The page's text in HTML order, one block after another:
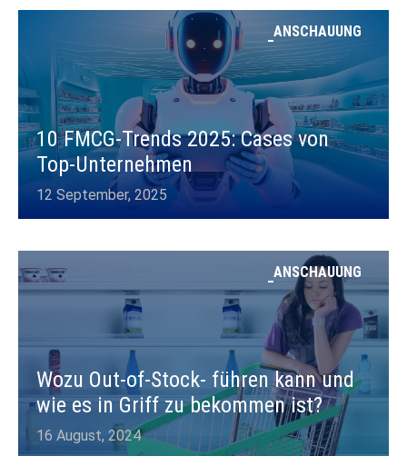
ANSCHAUUNG
10 FMCG-Trends 2025: Cases von
Top-Unternehmen
12 September, 2025
ANSCHAUUNG
Wozu Out-of-Stock- führen kann und
wie es in Griff zu bekommen ist?
16 August, 2024